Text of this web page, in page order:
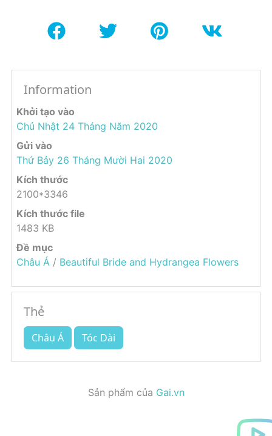
Information
Khởi tạo vào
Chủ Nhật 24 Tháng Năm 2020
Gửi vào
Thứ Bảy 26 Tháng Mười Hai 2020
Kích thước
2100*3346
Kích thước file
1483 KB
Đề mục
Châu Á / Beautiful Bride and Hydrangea Flowers
Thẻ
Châu Á Tóc Dài
Sản phẩm của Gai.vn